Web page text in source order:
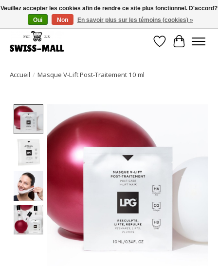
Livraison gratuite dès CHF 250 – livrée avec soin et fiabilité
Liste dePanier
Accueil / Masque V-Lift Post-Traitement 10 ml
Product image slideshow Items
Veuillez accepter les cookies afin de rendre ce site plus fonctionnel. D'accord?
Oui
Non En savoir plus sur les témoins (cookies) »